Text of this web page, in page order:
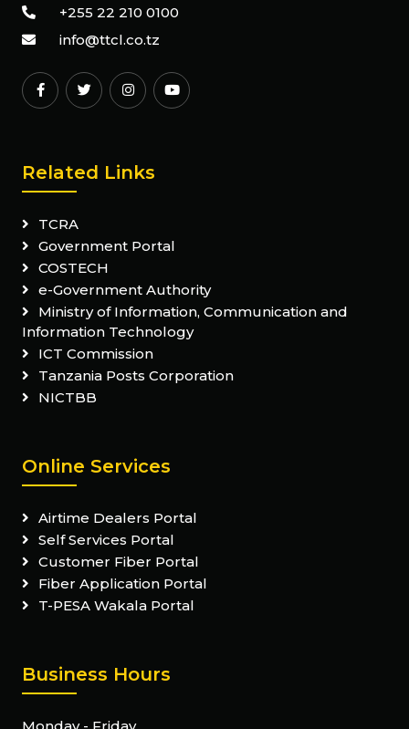
+255 22 210 0100
info@ttcl.co.tz
Related Links
TCRA
Government Portal
COSTECH
e-Government Authority
Ministry of Information, Communication and
Information Technology
ICT Commission
Tanzania Posts Corporation
NICTBB
Online Services
Airtime Dealers Portal
Self Services Portal
Customer Fiber Portal
Fiber Application Portal
T-PESA Wakala Portal
Business Hours